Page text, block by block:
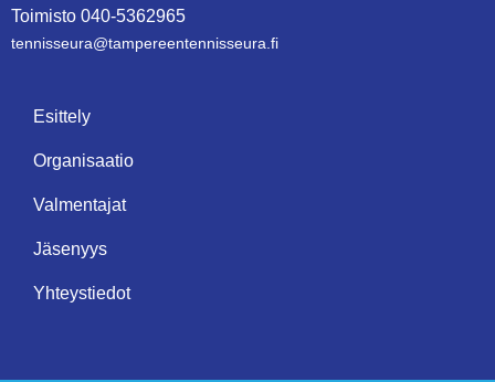
Toimisto 040-5362965
tennisseura@tampe­reen­ten­nis­seu­ra.fi
Esittely
Organisaatio
Valmentajat
Jäsenyys
Yhteystiedot